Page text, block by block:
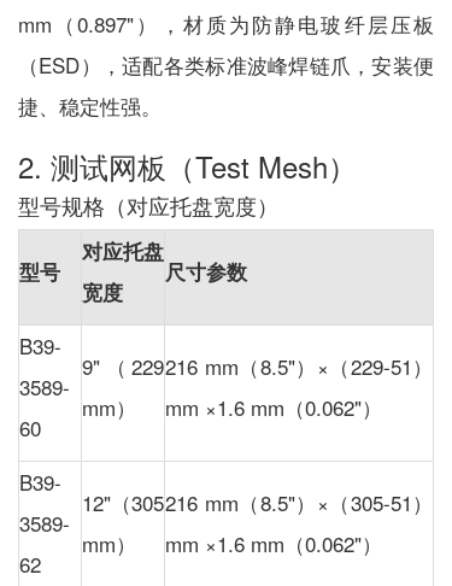
mm（0.897"），材质为防静电玻纤层压板
（ESD），适配各类标准波峰焊链爪，安装便
捷、稳定性强。
2. 测试网板（Test Mesh）
型号规格（对应托盘宽度）
型号
对应托盘
宽度
尺寸参数
B39-
3589-
60
9"（229
mm）
216 mm（8.5"）×（229-51）
mm ×1.6 mm（0.062"）
B39-
3589-
62
12"（305
mm）
216 mm（8.5"）×（305-51）
mm ×1.6 mm（0.062"）